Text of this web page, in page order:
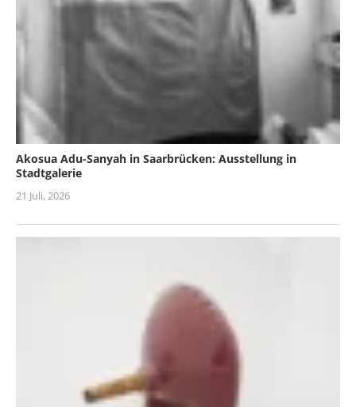
Akosua Adu-Sanyah in Saarbrücken: Ausstellung in
Stadtgalerie
21 Juli, 2026